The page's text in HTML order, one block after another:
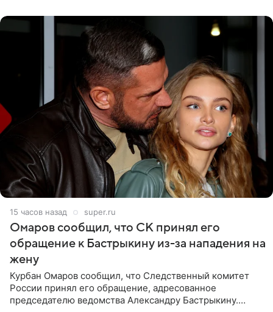
15 часов назад super.ru
Омаров сообщил, что СК принял его
обращение к Бастрыкину из-за нападения на
жену
Курбан Омаров сообщил, что Следственный комитет
России принял его обращение, адресованное
председателю ведомства Александру Бастрыкину.